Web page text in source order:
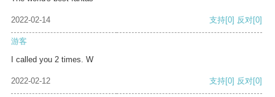
2022-02-14 支持[0] 反对[0]
游客
I called you 2 times. W
2022-02-12 支持[0] 反对[0]